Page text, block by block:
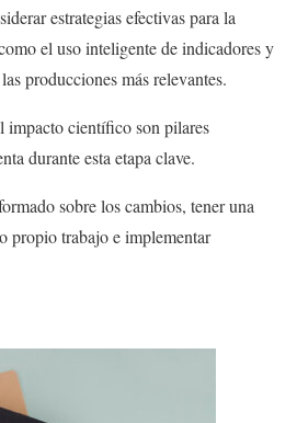
estrategias efectivas para la
el uso inteligente de indicadores y
producciones más relevantes.
impacto científico son pilares
durante esta etapa clave.
sobre los cambios, tener una
propio trabajo e implementar